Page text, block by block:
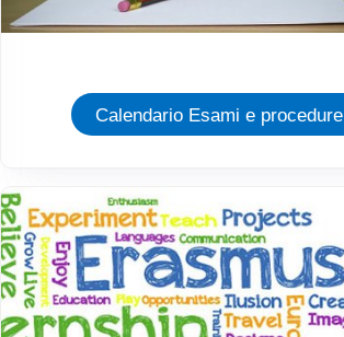
Calendario Esami e procedure
Immagine